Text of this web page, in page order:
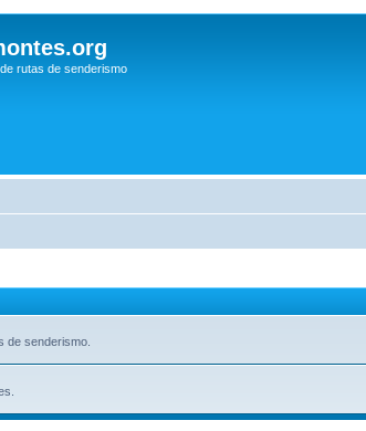
rutas de senderismo
de senderismo.